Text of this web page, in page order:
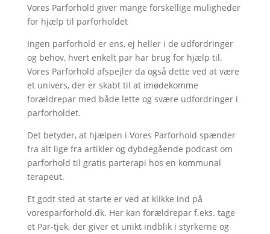
Vores Parforhold giver mange forskellige muligheder
for hjælp til parforholdet
Ingen parforhold er ens, ej heller i de udfordringer
og behov, hvert enkelt par har brug for hjælp til.
Vores Parforhold afspejler da også dette ved at være
et univers, der er skabt til at imødekomme
forældrepar med både lette og svære udfordringer i
parforholdet.
Det betyder, at hjælpen i Vores Parforhold spænder
fra alt lige fra artikler og dybdegående podcast om
parforhold til gratis parterapi hos en kommunal
terapeut.
Et godt sted at starte er ved at klikke ind på
voresparforhold.dk. Her kan forældrepar f.eks. tage
et Par-tjek, der giver et unikt indblik i styrkerne og